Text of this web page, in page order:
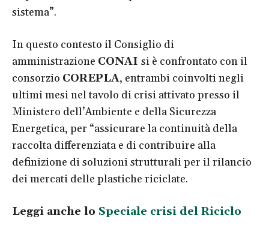
sistema”.
In questo contesto il Consiglio di
amministrazione CONAI si è confrontato con il
consorzio COREPLA, entrambi coinvolti negli
ultimi mesi nel tavolo di crisi attivato presso il
Ministero dell’Ambiente e della Sicurezza
Energetica, per “assicurare la continuità della
raccolta differenziata e di contribuire alla
definizione di soluzioni strutturali per il rilancio
dei mercati delle plastiche riciclate.
Leggi anche lo Speciale crisi del Riciclo